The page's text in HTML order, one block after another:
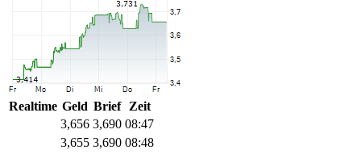
Realtime Geld Brief
Zeit
3,656 3,690 08:47
3,655 3,690 08:48